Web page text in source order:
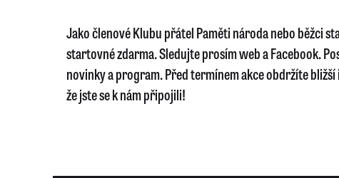
Jako členové Klubu přátel Paměti národa nebo běžci
startovné zdarma. Sledujte prosím web a Facebook.
novinky a program. Před termínem akce obdržíte
že jste se k nám připojili!